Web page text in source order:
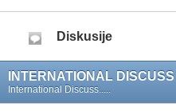
Diskusije
INTERNATIONAL DISCUSS
International Discuss.....